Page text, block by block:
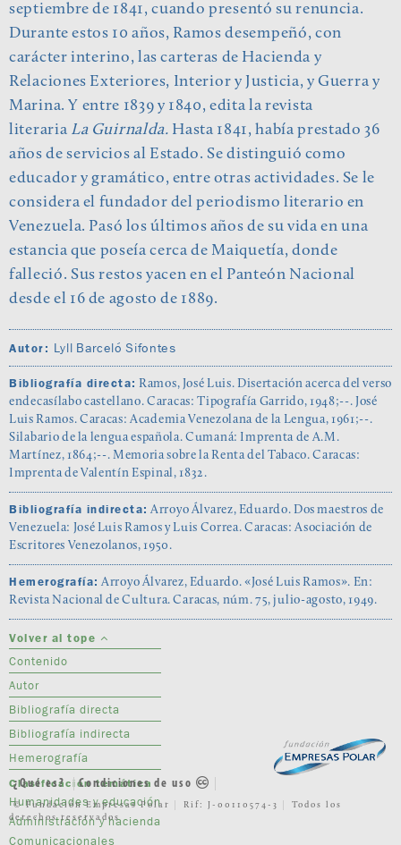
septiembre de 1841, cuando presentó su renuncia.
Durante estos 10 años, Ramos desempeñó, con
carácter interino, las carteras de Hacienda y
Relaciones Exteriores, Interior y Justicia, y Guerra y
Marina. Y entre 1839 y 1840, edita la revista
literaria La Guirnalda. Hasta 1841, había prestado 36
años de servicios al Estado. Se distinguió como
educador y gramático, entre otras actividades. Se le
considera el fundador del periodismo literario en
Venezuela. Pasó los últimos años de su vida en una
estancia que poseía cerca de Maiquetía, donde
falleció. Sus restos yacen en el Panteón Nacional
desde el 16 de agosto de 1889.
Autor: Lyll Barceló Sifontes
Bibliografía directa: Ramos, José Luis. Disertación acerca del verso
endecasílabo castellano. Caracas: Tipografía Garrido, 1948;--. José
Luis Ramos. Caracas: Academia Venezolana de la Lengua, 1961;--.
Silabario de la lengua española. Cumaná: Imprenta de A.M.
Martínez, 1864;--. Memoria sobre la Renta del Tabaco. Caracas:
Imprenta de Valentín Espinal, 1832.
Bibliografía indirecta: Arroyo Álvarez, Eduardo. Dos maestros de
Venezuela: José Luis Ramos y Luis Correa. Caracas: Asociación de
Escritores Venezolanos, 1950.
Hemerografía: Arroyo Álvarez, Eduardo. «José Luis Ramos». En:
Revista Nacional de Cultura. Caracas, núm. 75, julio-agosto, 1949.
Volver al tope
Contenido
Autor
Bibliografía directa
Bibliografía indirecta
Hemerografía
Clasificación temática
Humanidades y educación
Administración y hacienda
Comunicacionales
¿Qué es? Condiciones de uso
© Fundación Empresas Polar Rif: J-00110574-3
Todos los
derechos reservados